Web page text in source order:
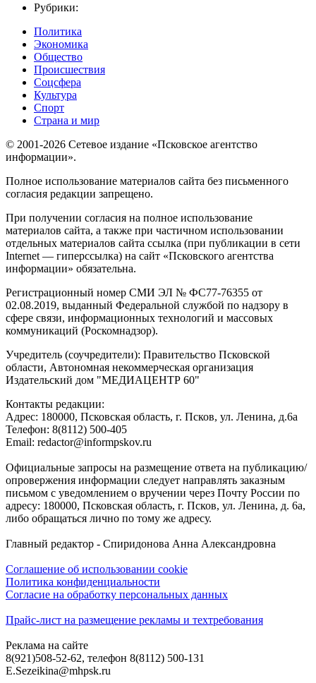
Рубрики:
Политика
Экономика
Общество
Происшествия
Соцсфера
Культура
Спорт
Страна и мир
© 2001-2026 Сетевое издание «Псковское агентство
информации».
Полное использование материалов сайта без письменного
согласия редакции запрещено.
При получении согласия на полное использование
материалов сайта, а также при частичном использовании
отдельных материалов сайта ссылка (при публикации в сети
Internet — гиперссылка) на сайт «Псковского агентства
информации» обязательна.
Регистрационный номер СМИ ЭЛ № ФС77-76355 от
02.08.2019, выданный Федеральной службой по надзору в
сфере связи, информационных технологий и массовых
коммуникаций (Роскомнадзор).
Учредитель (соучредители): Правительство Псковской
области, Автономная некоммерческая организация
Издательский дом "МЕДИАЦЕНТР 60"
Контакты редакции:
Адреc: 180000, Псковская область, г. Псков, ул. Ленина, д.6а
Телефон: 8(8112) 500-405
Email: redactor@informpskov.ru
Официальные запросы на размещение ответа на публикацию/
опровержения информации следует направлять заказным
письмом с уведомлением о вручении через Почту России по
адресу: 180000, Псковская область, г. Псков, ул. Ленина, д. 6а,
либо обращаться лично по тому же адресу.
Главный редактор - Спиридонова Анна Александровна
Соглашение об использовании cookie
Политика конфиденциальности
Согласие на обработку персональных данных
Прайс-лист на размещение рекламы и техтребования
Реклама на сайте
8(921)508-52-62, телефон 8(8112) 500-131
E.Sezeikina@mhpsk.ru